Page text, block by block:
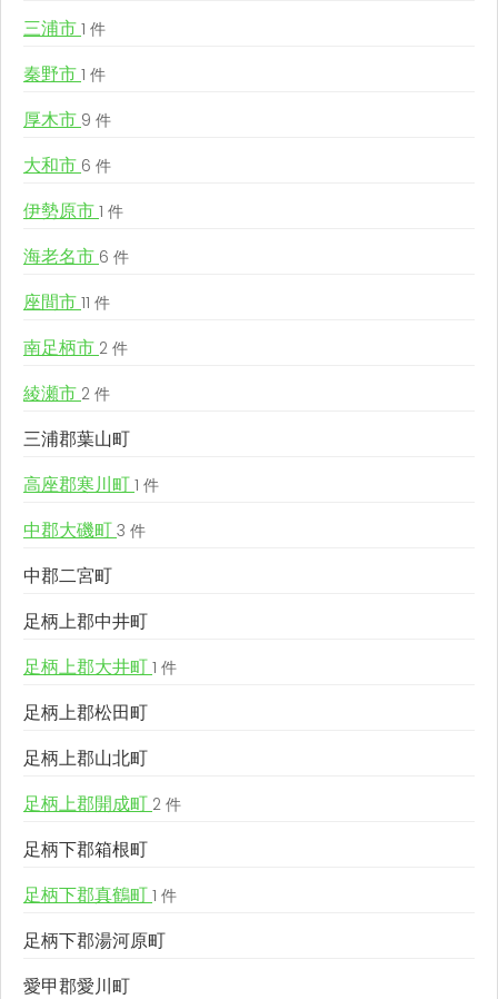
三浦市 1 件
秦野市 1 件
厚木市 9 件
大和市 6 件
伊勢原市 1 件
海老名市 6 件
座間市 11 件
南足柄市 2 件
綾瀬市 2 件
三浦郡葉山町
高座郡寒川町 1 件
中郡大磯町 3 件
中郡二宮町
足柄上郡中井町
足柄上郡大井町 1 件
足柄上郡松田町
足柄上郡山北町
足柄上郡開成町 2 件
足柄下郡箱根町
足柄下郡真鶴町 1 件
足柄下郡湯河原町
愛甲郡愛川町